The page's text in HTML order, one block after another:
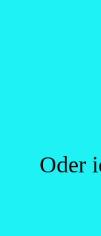
Oder